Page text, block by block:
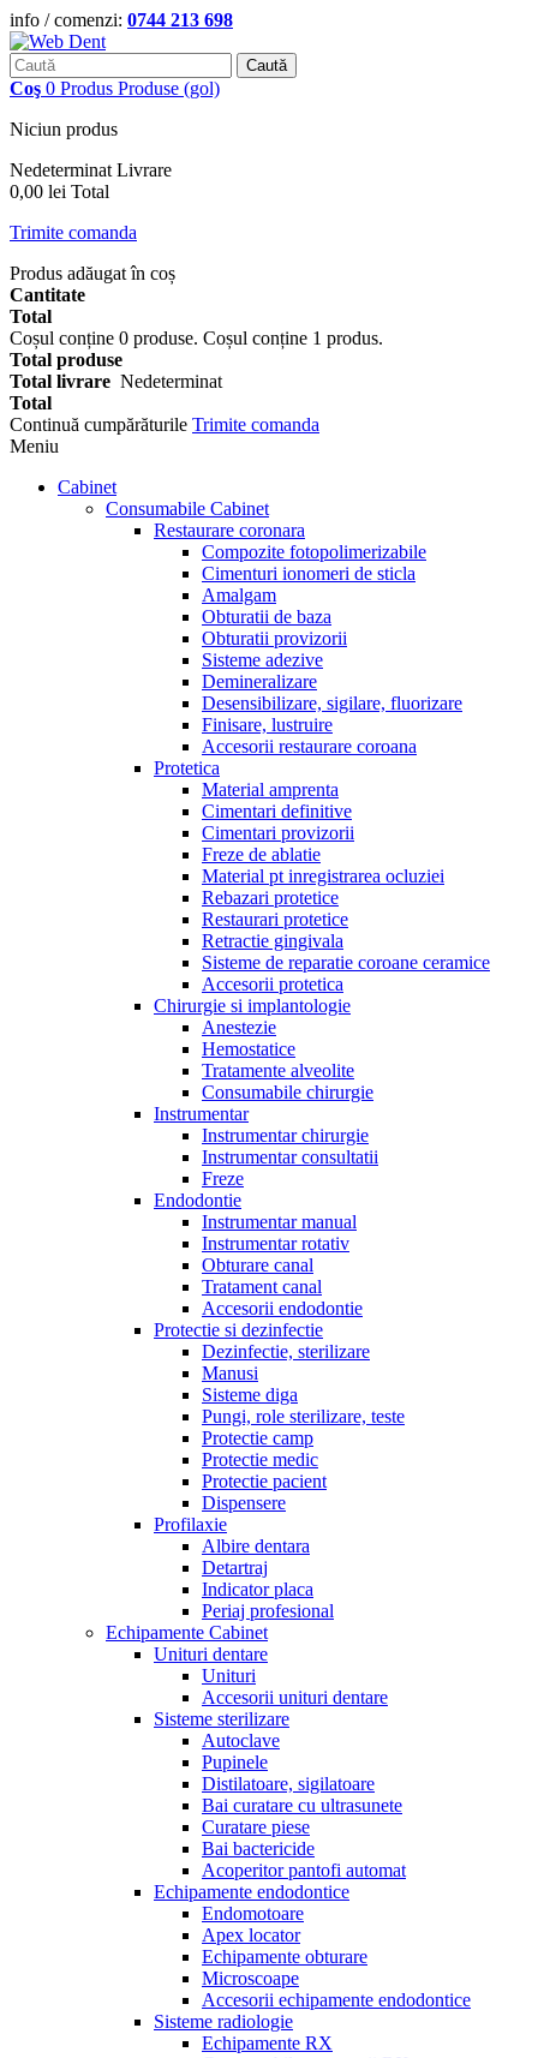
info / comenzi: 0744 213 698
Caută
Coş 0 Produs Produse (gol)
Niciun produs
Nedeterminat Livrare
0,00 lei Total
Trimite comanda
Produs adăugat în coș
Cantitate
Total
Coșul conține 0 produse. Coșul conține 1 produs.
Total produse
Total livrare Nedeterminat
Total
Continuă cumpărăturile Trimite comanda
Meniu
Cabinet
Consumabile Cabinet
Restaurare coronara
Compozite fotopolimerizabile
Cimenturi ionomeri de sticla
Amalgam
Obturatii de baza
Obturatii provizorii
Sisteme adezive
Demineralizare
Desensibilizare, sigilare, fluorizare
Finisare, lustruire
Accesorii restaurare coroana
Protetica
Material amprenta
Cimentari definitive
Cimentari provizorii
Freze de ablatie
Material pt inregistrarea ocluziei
Rebazari protetice
Restaurari protetice
Retractie gingivala
Sisteme de reparatie coroane ceramice
Accesorii protetica
Chirurgie si implantologie
Anestezie
Hemostatice
Tratamente alveolite
Consumabile chirurgie
Instrumentar
Instrumentar chirurgie
Instrumentar consultatii
Freze
Endodontie
Instrumentar manual
Instrumentar rotativ
Obturare canal
Tratament canal
Accesorii endodontie
Protectie si dezinfectie
Dezinfectie, sterilizare
Manusi
Sisteme diga
Pungi, role sterilizare, teste
Protectie camp
Protectie medic
Protectie pacient
Dispensere
Profilaxie
Albire dentara
Detartraj
Indicator placa
Periaj profesional
Echipamente Cabinet
Unituri dentare
Unituri
Accesorii unituri dentare
Sisteme sterilizare
Autoclave
Pupinele
Distilatoare, sigilatoare
Bai curatare cu ultrasunete
Curatare piese
Bai bactericide
Acoperitor pantofi automat
Echipamente endodontice
Endomotoare
Apex locator
Echipamente obturare
Microscoape
Accesorii echipamente endodontice
Sisteme radiologie
Echipamente RX